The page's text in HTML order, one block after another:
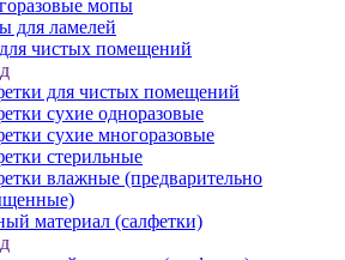
мопы
для ламелей
чистых помещений
для чистых помещений
сухие одноразовые
сухие многоразовые
стерильные
влажные (предварительно
материал (салфетки)